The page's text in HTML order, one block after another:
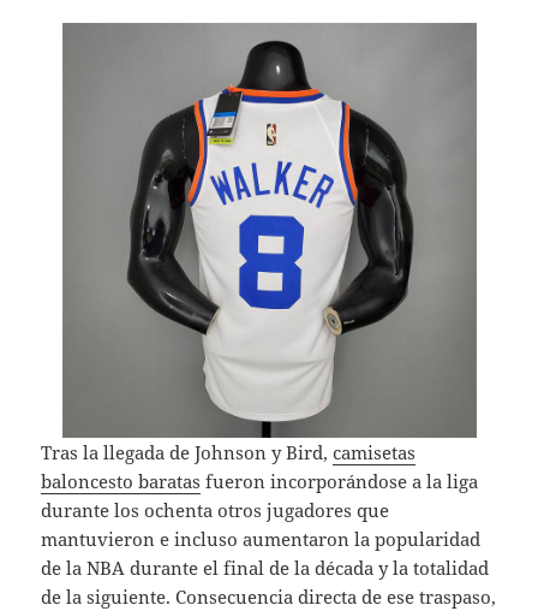
Tras la llegada de Johnson y Bird,camisetas
baloncesto baratas fueron incorporándose a la liga
durante los ochenta otros jugadores que
mantuvieron e incluso aumentaron la popularidad
de la NBA durante el final de la década y la totalidad
de la siguiente. Consecuencia directa de ese traspaso,